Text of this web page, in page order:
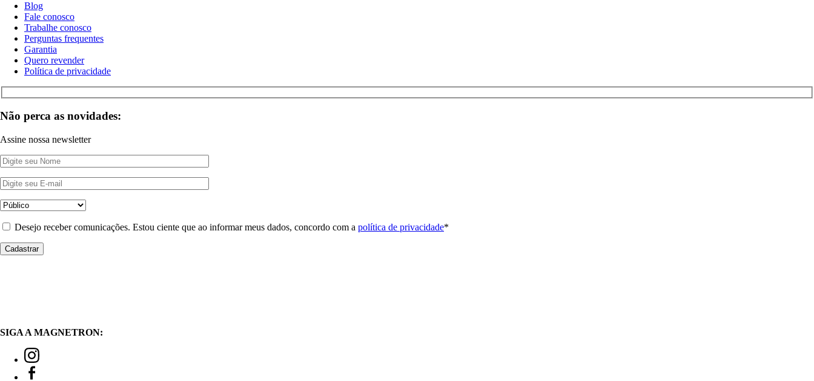
Blog
Fale conosco
Trabalhe conosco
Perguntas frequentes
Garantia
Quero revender
Política de privacidade
Não perca as novidades:
Assine nossa newsletter
Desejo receber comunicações. Estou ciente que ao informar meus dados, concordo com a política de privacidade*
SIGA A MAGNETRON: